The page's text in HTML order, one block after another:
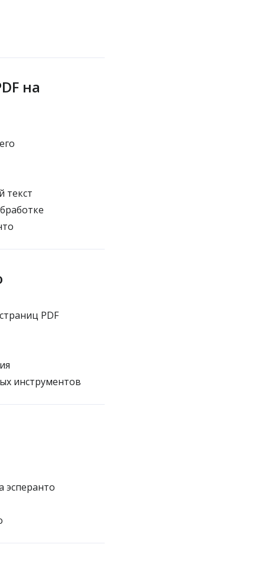
на
текст
PDF
инструментов
эсперанто